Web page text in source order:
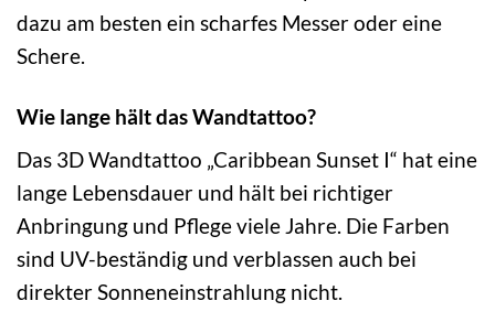
dazu am besten ein scharfes Messer oder eine
Schere.
Wie lange hält das Wandtattoo?
Das 3D Wandtattoo „Caribbean Sunset I“ hat eine
lange Lebensdauer und hält bei richtiger
Anbringung und Pflege viele Jahre. Die Farben
sind UV-beständig und verblassen auch bei
direkter Sonneneinstrahlung nicht.